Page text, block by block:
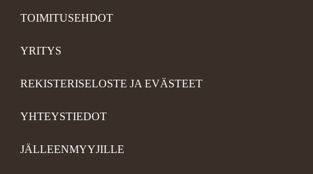
TOIMITUSEHDOT
YRITYS
REKISTERISELOSTE JA EVÄSTEET
YHTEYSTIEDOT
JÄLLEENMYYJILLE